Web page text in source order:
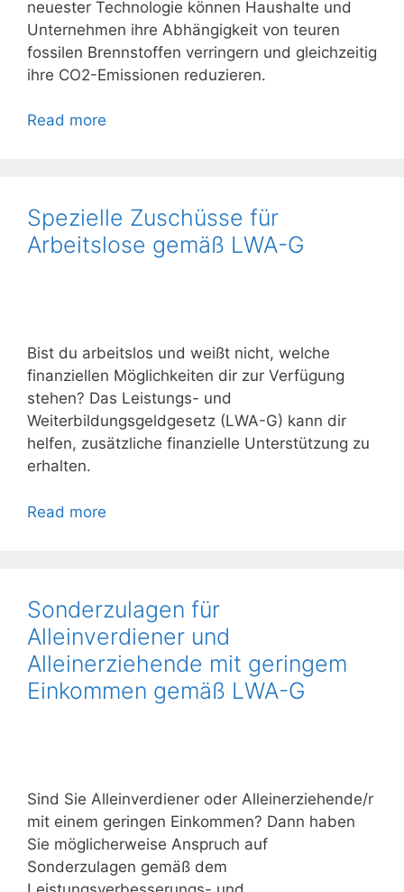
neuester Technologie können Haushalte und
Unternehmen ihre Abhängigkeit von teuren
fossilen Brennstoffen verringern und gleichzeitig
ihre CO2-Emissionen reduzieren.
Read more
Spezielle Zuschüsse für
Arbeitslose gemäß LWA-G
Bist du arbeitslos und weißt nicht, welche
finanziellen Möglichkeiten dir zur Verfügung
stehen? Das Leistungs- und
Weiterbildungsgeldgesetz (LWA-G) kann dir
helfen, zusätzliche finanzielle Unterstützung zu
erhalten.
Read more
Sonderzulagen für
Alleinverdiener und
Alleinerziehende mit geringem
Einkommen gemäß LWA-G
Sind Sie Alleinverdiener oder Alleinerziehende/r
mit einem geringen Einkommen? Dann haben
Sie möglicherweise Anspruch auf
Sonderzulagen gemäß dem